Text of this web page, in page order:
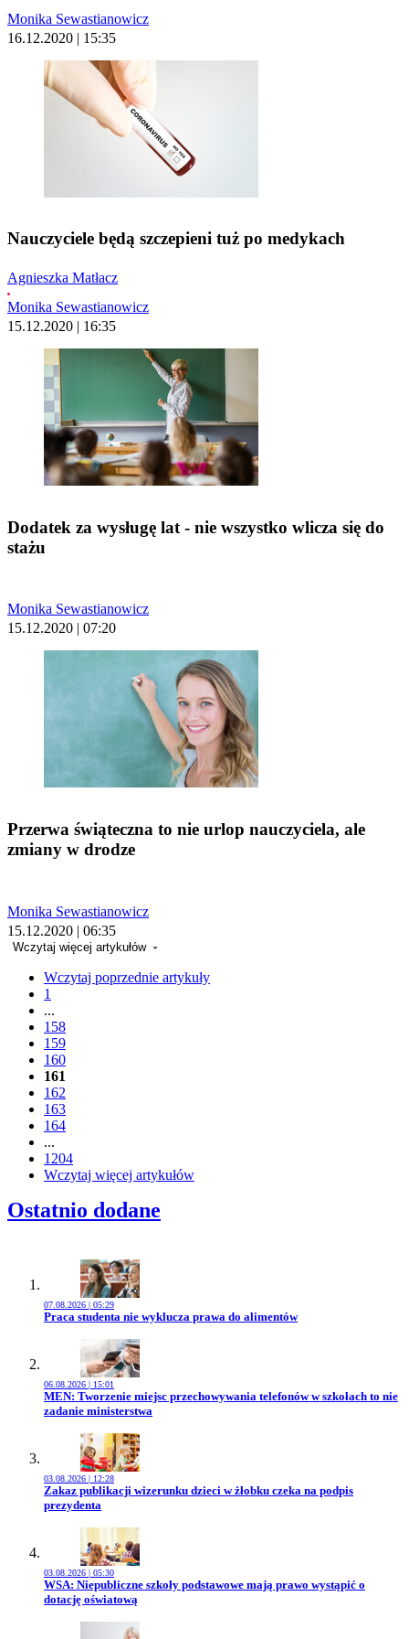
Monika Sewastianowicz
16.12.2020 | 15:35
Nauczyciele będą szczepieni tuż po medykach
Agnieszka Matłacz
Monika Sewastianowicz
15.12.2020 | 16:35
Dodatek za wysługę lat - nie wszystko wlicza się do
stażu
Monika Sewastianowicz
15.12.2020 | 07:20
Przerwa świąteczna to nie urlop nauczyciela, ale
zmiany w drodze
Monika Sewastianowicz
15.12.2020 | 06:35
Wczytaj więcej artykułów
Wczytaj poprzednie artykuły
1
...
158
159
160
161
162
163
164
...
1204
Wczytaj więcej artykułów
Ostatnio dodane
07.08.2026 | 05:29
Przejdź do artykułu:
Praca studenta nie wyklucza prawa do alimentów
06.08.2026 | 15:01
Przejdź do artykułu:
MEN: Tworzenie miejsc przechowywania telefonów w szkołach to nie
zadanie ministerstwa
03.08.2026 | 12:28
Przejdź do artykułu:
Zakaz publikacji wizerunku dzieci w żłobku czeka na podpis
prezydenta
03.08.2026 | 05:30
Przejdź do artykułu:
WSA: Niepubliczne szkoły podstawowe mają prawo wystąpić o
dotację oświatową